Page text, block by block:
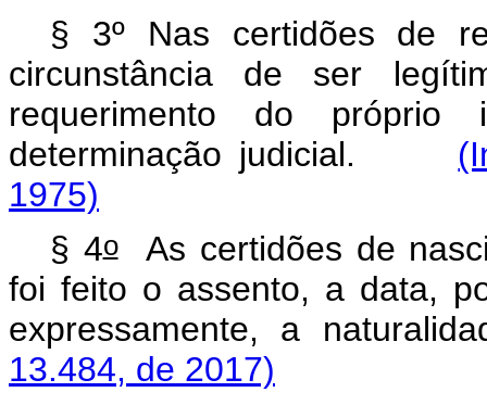
§ 3º Nas certidões de
circunstância de ser
requerimento do
determinação judicial.
1975)
§ 4oAs certidões de
foi feito o assento, a data,
expressamente, a
13.484, de 2017)